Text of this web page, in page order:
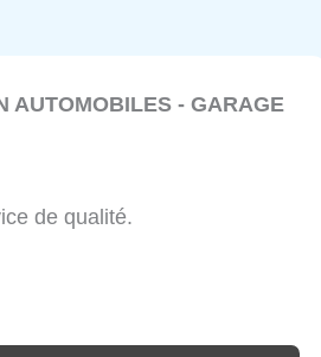
AUTOMOBILES - GARAGE
de qualité.